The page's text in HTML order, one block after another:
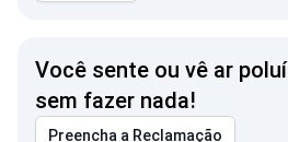
Você sente ou vê ar
sem fazer nada!
Preencha a Reclamação